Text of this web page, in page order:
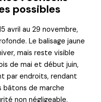
possibles
avril au 29 novembre,
Le balisage jaune
mais reste visible
de mai et début juin,
par endroits, rendant
bâtons de marche
non négligeable.